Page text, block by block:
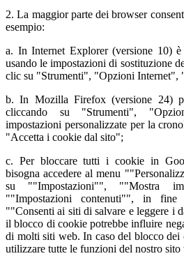
2. La maggior parte dei browser
esempio:
a. In Internet Explorer (versione 10)
usando le impostazioni di sostituzione
clic su "Strumenti", "Opzioni Internet",
b. In Mozilla Firefox (versione 24)
cliccando su "Strumenti",
impostazioni personalizzate per la
"Accetta i cookie dal sito";
c. Per bloccare tutti i cookie in
bisogna accedere al menu
su ""Impostazioni"", ""Mostra
""Impostazioni contenuti"", in fine
""Consenti ai siti di salvare e leggere i
il blocco di cookie potrebbe influire
di molti siti web. In caso del blocco dei
utilizzare tutte le funzioni del nostro sito